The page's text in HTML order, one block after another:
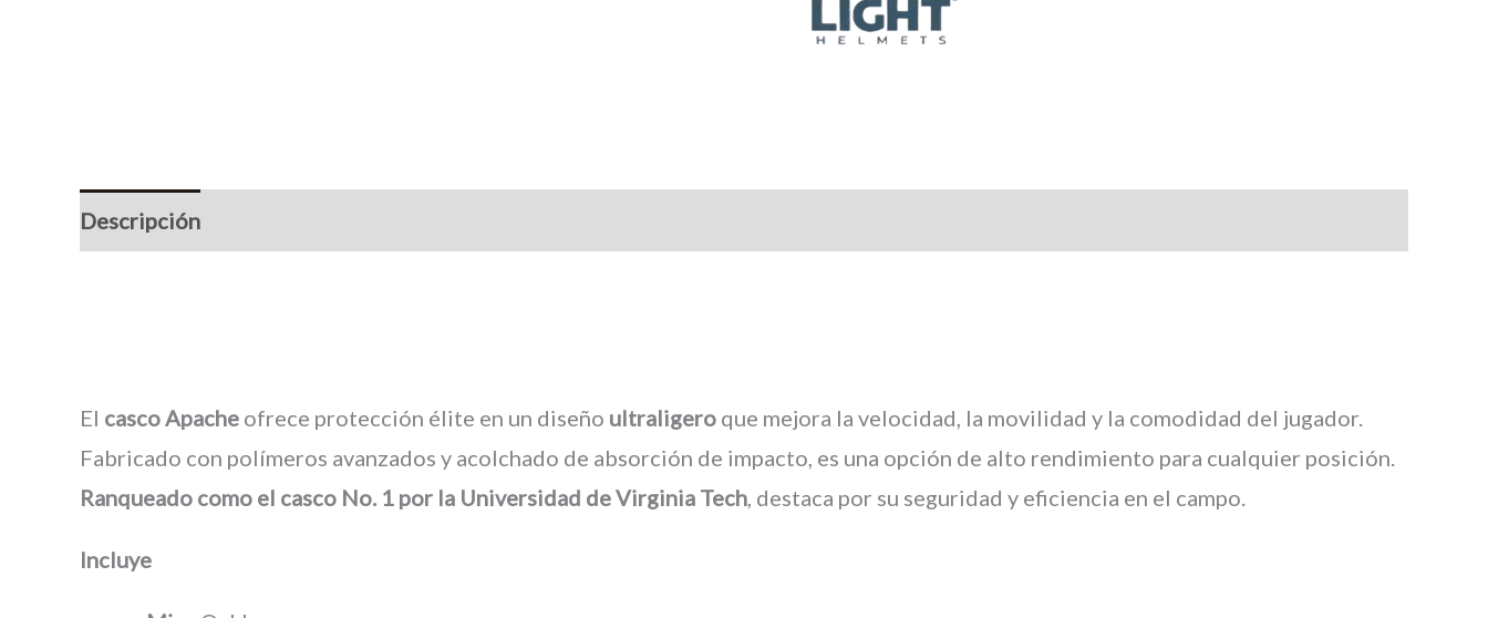
Descripción
El casco Apache ofrece protección élite en un diseño ultraligero que mejora la velocidad, la movilidad y la comodidad del jugador.
Fabricado con polímeros avanzados y acolchado de absorción de impacto, es una opción de alto rendimiento para cualquier posición.
Ranqueado como el casco No. 1 por la Universidad de Virginia Tech , destaca por su seguridad y eficiencia en el campo.
Incluye